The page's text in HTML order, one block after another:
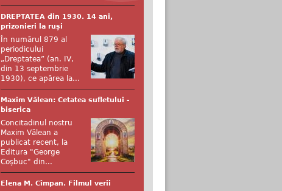
DREPTATEA din 1930. 14 ani,
prizonieri la ruși
În numărul 879 al
periodicului
„Dreptatea” (an. IV,
din 13 septembrie
1930), ce apărea la...
Maxim Vălean: Cetatea sufletului -
biserica
Concitadinul nostru
Maxim Vălean a
publicat recent, la
Editura "George
Coşbuc" din...
Elena M. Cîmpan. Filmul verii